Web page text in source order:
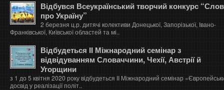
Відбувся Всеукраїнський творчий конкурс
про Україну”
2 березня ц.р. дитячі колективи Донецької, Запорізької, Івано-
Франківської, Київської областей та мі..
Відбудеться ІІ Міжнародний семінар з
відвідуванням Словаччини, Чехії, Австрії й
Угорщини
з 1 до 5 квітня 2020 року відбудеться ІІ Міжнародний семінар
досвід у реалізації політ..